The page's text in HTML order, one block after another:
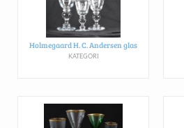
Holmegaard H. C. Andersen glas
KATEGORI